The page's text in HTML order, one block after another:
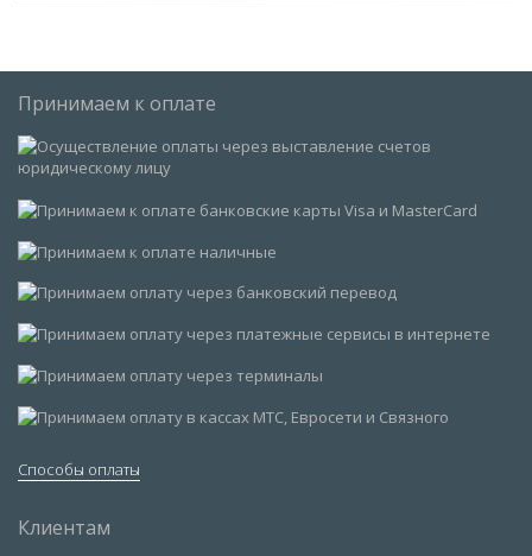
Принимаем к оплате
Способы оплаты
Клиентам